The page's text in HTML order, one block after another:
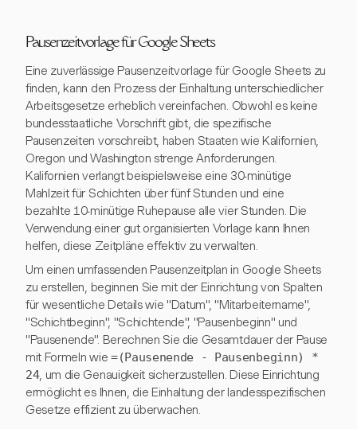
Pausenzeitvorlage für Google Sheets
Eine zuverlässige Pausenzeitvorlage für Google Sheets zu
finden, kann den Prozess der Einhaltung unterschiedlicher
Arbeitsgesetze erheblich vereinfachen. Obwohl es keine
bundesstaatliche Vorschrift gibt, die spezifische
Pausenzeiten vorschreibt, haben Staaten wie Kalifornien,
Oregon und Washington strenge Anforderungen.
Kalifornien verlangt beispielsweise eine 30-minütige
Mahlzeit für Schichten über fünf Stunden und eine
bezahlte 10-minütige Ruhepause alle vier Stunden. Die
Verwendung einer gut organisierten Vorlage kann Ihnen
helfen, diese Zeitpläne effektiv zu verwalten.
Um einen umfassenden Pausenzeitplan in Google Sheets
zu erstellen, beginnen Sie mit der Einrichtung von Spalten
für wesentliche Details wie "Datum", "Mitarbeitername",
"Schichtbeginn", "Schichtende", "Pausenbeginn" und
"Pausenende". Berechnen Sie die Gesamtdauer der Pause
mit Formeln wie =(Pausenende - Pausenbeginn) *
24, um die Genauigkeit sicherzustellen. Diese Einrichtung
ermöglicht es Ihnen, die Einhaltung der landesspezifischen
Gesetze effizient zu überwachen.